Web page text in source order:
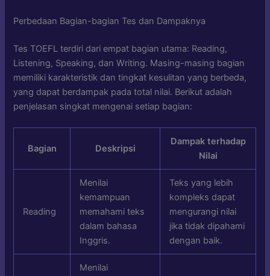
Perbedaan Bagian-bagian Tes dan Dampaknya
Tes TOEFL terdiri dari empat bagian utama: Reading,
Listening, Speaking, dan Writing. Masing-masing bagian
memiliki karakteristik dan tingkat kesulitan yang berbeda,
yang dapat berdampak pada total nilai. Berikut adalah
penjelasan singkat mengenai setiap bagian:
Bagian Deskripsi
Dampak terhadap
Nilai
Reading
Menilai
kemampuan
memahami teks
dalam bahasa
Inggris.
Teks yang lebih
kompleks dapat
mengurangi nilai
jika tidak dipahami
dengan baik.
Menilai